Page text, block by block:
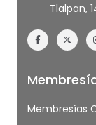
Tlalpan,
Membresías